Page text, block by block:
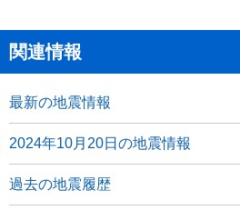
関連情報
最新の地震情報
2024年10月20日の地震情報
過去の地震履歴